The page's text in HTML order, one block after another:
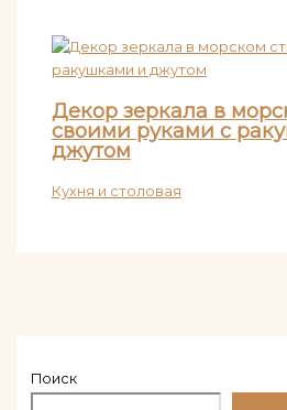
Поиск
Декор зеркала в
своими руками с
джутом
Кухня и столовая